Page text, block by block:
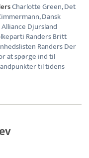
Charlotte Green, Det
Dansk
Djursland
Randers Britt
Randers Der
at spørge ind til
til tidens